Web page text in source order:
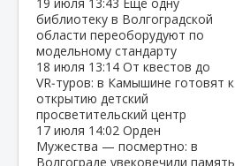
библиотеку в Волгоградской
области переоборудуют по
модельному стандарту
18 июля 13:14 От квестов до
VR‑туров: в Камышине готовят к
открытию детский
просветительский центр
17 июля 14:02 Орден
Мужества — посмертно: в
Волгограде увековечили память